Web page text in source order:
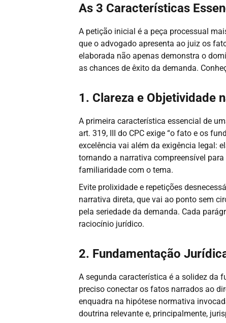
As 3 Características
A petição inicial é a peça processual
que o advogado apresenta ao juiz os
elaborada não apenas demonstra o
as chances de êxito da demanda.
1. Clareza e Objetividade
A primeira característica essencial de
art. 319, III do CPC exige “o fato e os
excelência vai além da exigência legal:
tornando a narrativa compreensível
familiaridade com o tema.
Evite prolixidade e repetições
narrativa direta, que vai ao ponto sem
pela seriedade da demanda. Cada
raciocínio jurídico.
2. Fundamentação
A segunda característica é a solidez da
preciso conectar os fatos narrados ao
enquadra na hipótese normativa
doutrina relevante e, principalmente,